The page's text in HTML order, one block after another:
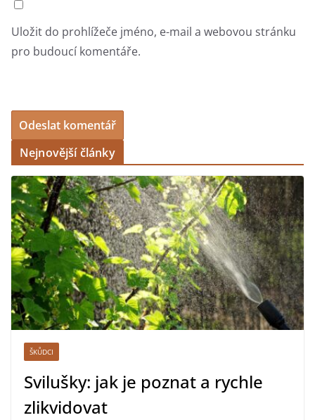
Uložit do prohlížeče jméno, e-mail a webovou stránku
pro budoucí komentáře.
Nejnovější články
ŠKŮDCI
Svilušky: jak je poznat a rychle
zlikvidovat